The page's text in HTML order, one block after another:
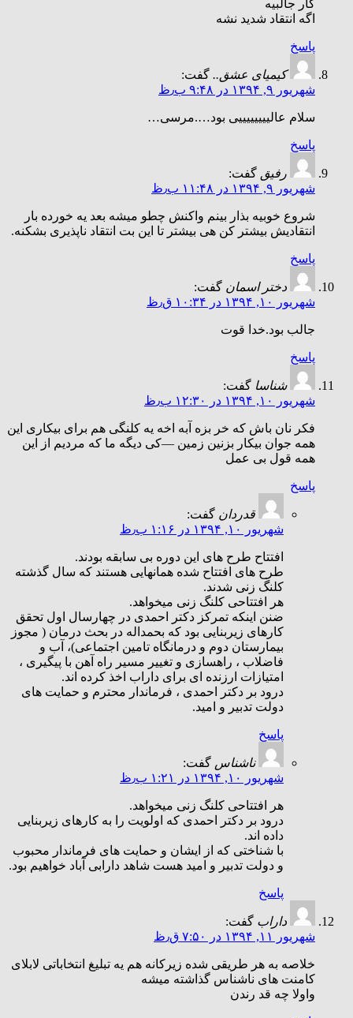
کار جالبیه
اگه انتقاد شدید نشه
پاسخ
کیمیای عشق.. گفت:
شهریور ۹, ۱۳۹۴ در ۹:۴۸ ب٫ظ
سلام عالییییییییی بود….مرسی…
پاسخ
رفیق گفت:
شهریور ۹, ۱۳۹۴ در ۱۱:۴۸ ب٫ظ
شروع خوبیه بذار بینم واکنش چطو میشه بعد یه خورده بار
انتقادیش بیشتر کن هی بیشتر تا این بت انتقاد ناپذیری بشکنه.
پاسخ
دختر اسمان گفت:
شهریور ۱۰, ۱۳۹۴ در ۱۰:۳۴ ق٫ظ
جالب بود.خدا قوت
پاسخ
شناسا گفت:
شهریور ۱۰, ۱۳۹۴ در ۱۲:۳۰ ب٫ظ
فکر نان باش که خر بزه آبه اخه یه کلنگی هم برای بیکاری این
همه جوان بیکار بزنین زمین —کی دیگه ما که مردیم از این
همه قول بی عمل
پاسخ
قدردان گفت:
شهریور ۱۰, ۱۳۹۴ در ۱:۱۶ ب٫ظ
افتتاح طرح های این دوره بی سابقه بودند.
طرح های افتتاح شده همانهایی هستند که سال گذشته
کلنگ زنی شدند.
هر افتتاحی کلنگ زنی میخواهد.
ضنن اینکه تمرکز دکتر احمدی در چهارسال اول تحقق
کارهای زیربنایی بود که بحمداله در بحث درمان ( مجوز
بیمارستان دوم و درمانگاه تامین اجتماعی)، آب و
فاضلاب ، راهسازی و تغییر مسیر راه آهن با پیگیری ،
امتیازات ارزنده ای برای داراب اخذ کرده اند.
درود بر دکتر احمدی ، فرماندار محترم و حمایت های
دولت تدبیر و امید.
پاسخ
ناشناس گفت:
شهریور ۱۰, ۱۳۹۴ در ۱:۲۱ ب٫ظ
هر افتتاحی کلنگ زنی میخواهد.
درود بر دکتر احمدی که اولویت را به کارهای زیربنایی
داده اند.
با شناختی که از ایشان و حمایت های فرماندار محبوب
و دولت تدبیر و امید هست شاهد دارابی آباد خواهیم بود.
پاسخ
داراب گفت:
شهریور ۱۱, ۱۳۹۴ در ۷:۵۰ ق٫ظ
خلاصه به هر طریقی شده زیرکانه هم یه تبلیغ انتخاباتی لابلای
کامنت های ناشناس گذاشته میشه
واولا چه قد رندن